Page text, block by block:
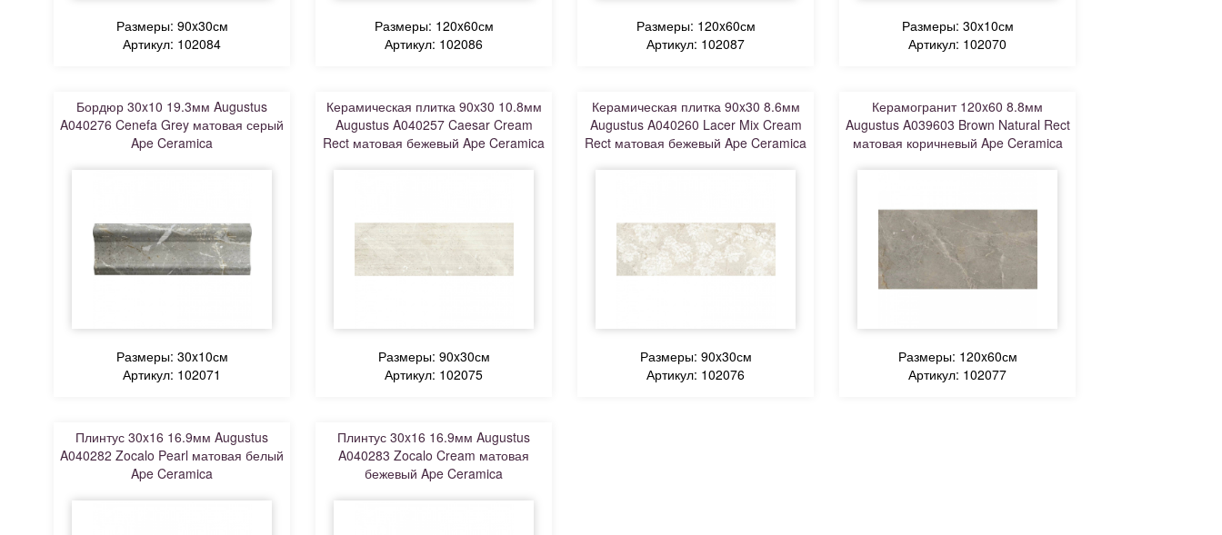
Размеры: 90x30см
Артикул: 102084
Размеры: 120x60см
Артикул: 102086
Размеры: 120x60см
Артикул: 102087
Размеры: 30x10см
Артикул: 102070
Бордюр 30x10 19.3мм Augustus
A040276 Cenefa Grey матовая серый
Ape Ceramica
Размеры: 30x10см
Артикул: 102071
Керамическая плитка 90x30 10.8мм
Augustus A040257 Caesar Cream
Rect матовая бежевый Ape Ceramica
Размеры: 90x30см
Артикул: 102075
Керамическая плитка 90x30 8.6мм
Augustus A040260 Lacer Mix Cream
Rect матовая бежевый Ape Ceramica
Размеры: 90x30см
Артикул: 102076
Керамогранит 120x60 8.8мм
Augustus A039603 Brown Natural Rect
матовая коричневый Ape Ceramica
Размеры: 120x60см
Артикул: 102077
Плинтус 30x16 16.9мм Augustus
A040282 Zocalo Pearl матовая белый
Ape Ceramica
Плинтус 30x16 16.9мм Augustus
A040283 Zocalo Cream матовая
бежевый Ape Ceramica